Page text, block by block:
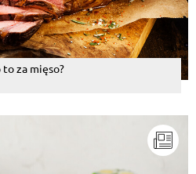
za mięso?